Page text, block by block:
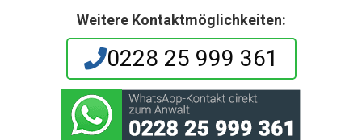
Weitere Kontaktmöglichkeiten:
0228 25 999 361